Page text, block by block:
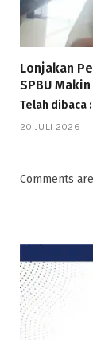
Lonjakan
SPBU
Telah dibaca
20 JULI 2026
Comments